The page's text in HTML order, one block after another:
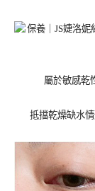
屬於敏感乾
抵擋乾燥缺水